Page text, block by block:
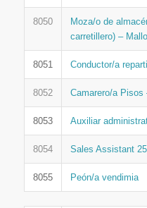
8050
Moza/o de
carretillero) –
8051 Conductor/a
8052 Camarero/a Pisos
8053 Auxiliar
8054 Sales Assistant
8055 Peón/a vendimia